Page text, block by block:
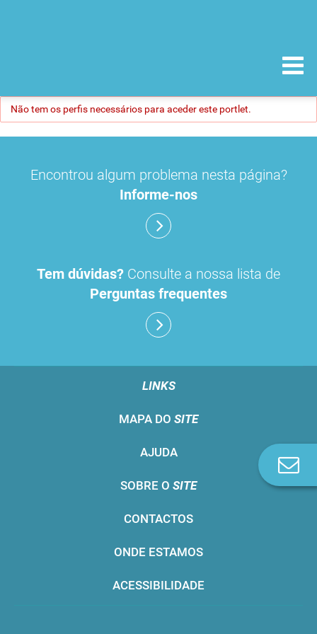
Não tem os perfis necessários para aceder este portlet.
Encontrou algum problema nesta página?
Informe-nos
Tem dúvidas? Consulte a nossa lista de
Perguntas frequentes
LINKS
MAPA DO SITE
AJUDA
SOBRE O SITE
CONTACTOS
ONDE ESTAMOS
ACESSIBILIDADE